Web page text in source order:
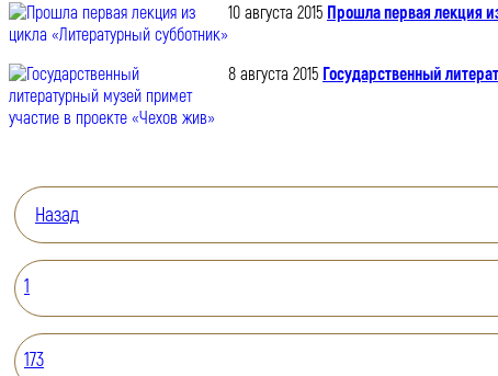
10 августа 2015 Прошла первая лекция
8 августа 2015 Государственный
Назад
1
173